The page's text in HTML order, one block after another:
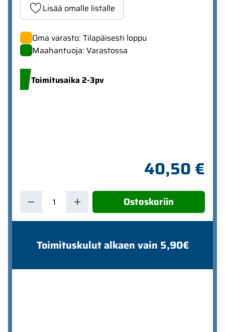
Lisää omalle listalle
Oma varasto: Tilapäisesti loppu
Maahantuoja: Varastossa
Toimitusaika 2-3pv
40,50 €
Ostoskoriin
Toimituskulut alkaen vain 5,90€